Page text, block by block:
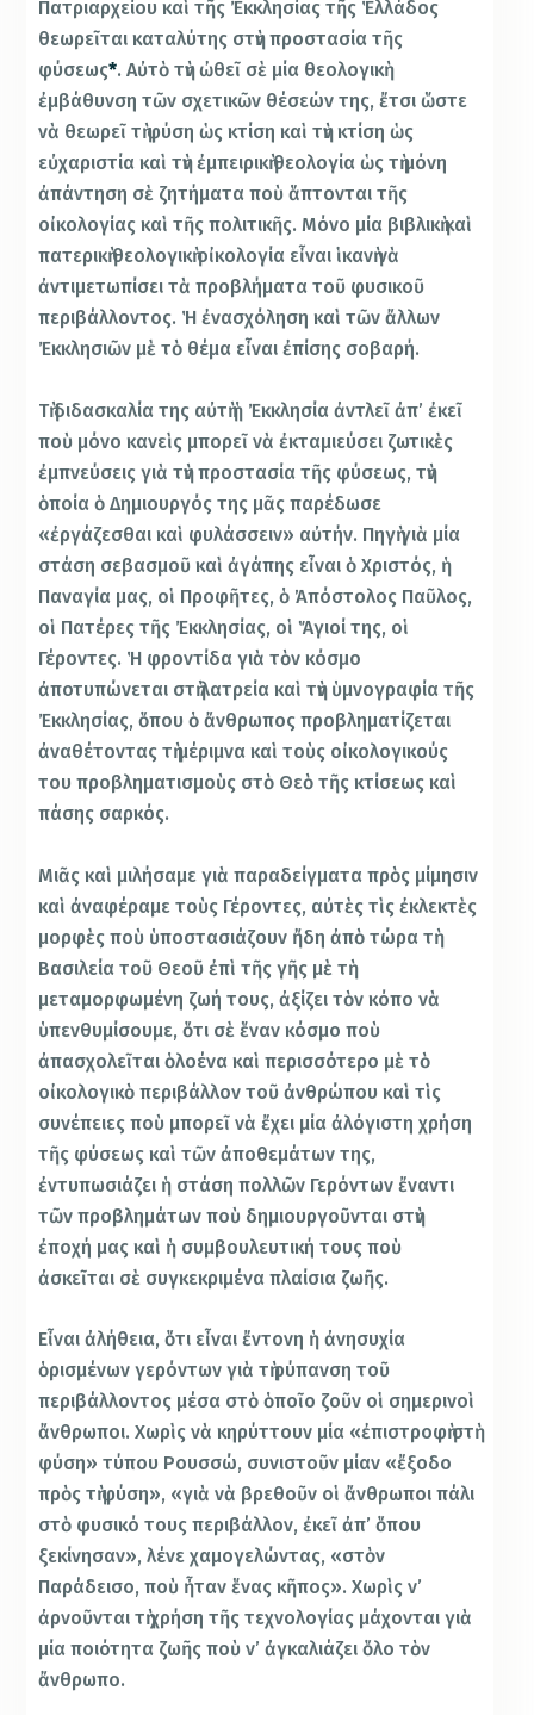
Πατριαρχείου καὶ τῆς Ἐκκλησίας τῆς Ἑλλάδος
θεωρεῖται καταλύτης στὴν προστασία τῆς
φύσεως*. Αὐτὸ τὴν ὠθεῖ σὲ μία θεολογικὴ
ἐμβάθυνση τῶν σχετικῶν θέσεών της, ἔτσι ὥστε
νὰ θεωρεῖ τὴ φύση ὡς κτίση καὶ τὴν κτίση ὡς
εὐχαριστία καὶ τὴν ἐμπειρικὴ θεολογία ὡς τὴ μόνη
ἀπάντηση σὲ ζητήματα ποὺ ἅπτονται τῆς
οἰκολογίας καὶ τῆς πολιτικῆς. Μόνο μία βιβλικὴ καὶ
πατερικὴ θεολογικὴ οἰκολογία εἶναι ἱκανὴ νὰ
ἀντιμετωπίσει τὰ προβλήματα τοῦ φυσικοῦ
περιβάλλοντος. Ἡ ἐνασχόληση καὶ τῶν ἄλλων
Ἐκκλησιῶν μὲ τὸ θέμα εἶναι ἐπίσης σοβαρή.
Τὴ διδασκαλία της αὐτὴ ἡ Ἐκκλησία ἀντλεῖ ἀπ’ ἐκεῖ
ποὺ μόνο κανεὶς μπορεῖ νὰ ἐκταμιεύσει ζωτικὲς
ἐμπνεύσεις γιὰ τὴν προστασία τῆς φύσεως, τὴν
ὁποία ὁ Δημιουργός της μᾶς παρέδωσε
«ἐργάζεσθαι καὶ φυλάσσειν» αὐτήν. Πηγὴ γιὰ μία
στάση σεβασμοῦ καὶ ἀγάπης εἶναι ὁ Χριστός, ἡ
Παναγία μας, οἱ Προφῆτες, ὁ Ἀπόστολος Παῦλος,
οἱ Πατέρες τῆς Ἐκκλησίας, οἱ Ἅγιοί της, οἱ
Γέροντες. Ἡ φροντίδα γιὰ τὸν κόσμο
ἀποτυπώνεται στὴ λατρεία καὶ τὴν ὑμνογραφία τῆς
Ἐκκλησίας, ὅπου ὁ ἄνθρωπος προβληματίζεται
ἀναθέτοντας τὴ μέριμνα καὶ τοὺς οἰκολογικούς
του προβληματισμοὺς στὸ Θεὸ τῆς κτίσεως καὶ
πάσης σαρκός.
Μιᾶς καὶ μιλήσαμε γιὰ παραδείγματα πρὸς μίμησιν
καὶ ἀναφέραμε τοὺς Γέροντες, αὐτὲς τὶς ἐκλεκτὲς
μορφὲς ποὺ ὑποστασιάζουν ἤδη ἀπὸ τώρα τὴ
Βασιλεία τοῦ Θεοῦ ἐπὶ τῆς γῆς μὲ τὴ
μεταμορφωμένη ζωή τους, ἀξίζει τὸν κόπο νὰ
ὑπενθυμίσουμε, ὅτι σὲ ἕναν κόσμο ποὺ
ἀπασχολεῖται ὁλοένα καὶ περισσότερο μὲ τὸ
οἰκολογικὸ περιβάλλον τοῦ ἀνθρώπου καὶ τὶς
συνέπειες ποὺ μπορεῖ νὰ ἔχει μία ἀλόγιστη χρήση
τῆς φύσεως καὶ τῶν ἀποθεμάτων της,
ἐντυπωσιάζει ἡ στάση πολλῶν Γερόντων ἔναντι
τῶν προβλημάτων ποὺ δημιουργοῦνται στὴν
ἐποχή μας καὶ ἡ συμβουλευτική τους ποὺ
ἀσκεῖται σὲ συγκεκριμένα πλαίσια ζωῆς.
Εἶναι ἀλήθεια, ὅτι εἶναι ἔντονη ἡ ἀνησυχία
ὁρισμένων γερόντων γιὰ τὴ ρύπανση τοῦ
περιβάλλοντος μέσα στὸ ὁποῖο ζοῦν οἱ σημερινοὶ
ἄνθρωποι. Χωρὶς νὰ κηρύττουν μία «ἐπιστροφὴ στὴ
φύση» τύπου Ρουσσώ, συνιστοῦν μίαν «ἔξοδο
πρὸς τὴ φύση», «γιὰ νὰ βρεθοῦν οἱ ἄνθρωποι πάλι
στὸ φυσικό τους περιβάλλον, ἐκεῖ ἀπ’ ὅπου
ξεκίνησαν», λένε χαμογελώντας, «στὸν
Παράδεισο, ποὺ ἦταν ἕνας κῆπος». Χωρὶς ν’
ἀρνοῦνται τὴ χρήση τῆς τεχνολογίας μάχονται γιὰ
μία ποιότητα ζωῆς ποὺ ν’ ἀγκαλιάζει ὅλο τὸν
ἄνθρωπο.